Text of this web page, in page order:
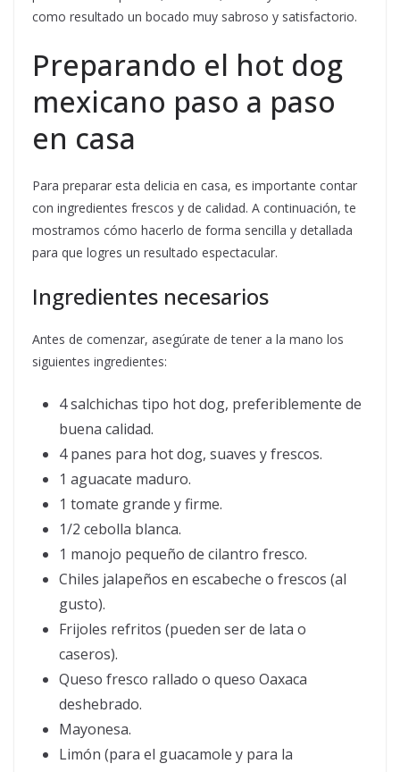
como resultado un bocado muy sabroso y satisfactorio.
Preparando el hot dog
mexicano paso a paso
en casa
Para preparar esta delicia en casa, es importante contar
con ingredientes frescos y de calidad. A continuación, te
mostramos cómo hacerlo de forma sencilla y detallada
para que logres un resultado espectacular.
Ingredientes necesarios
Antes de comenzar, asegúrate de tener a la mano los
siguientes ingredientes:
4 salchichas tipo hot dog, preferiblemente de
buena calidad.
4 panes para hot dog, suaves y frescos.
1 aguacate maduro.
1 tomate grande y firme.
1/2 cebolla blanca.
1 manojo pequeño de cilantro fresco.
Chiles jalapeños en escabeche o frescos (al
gusto).
Frijoles refritos (pueden ser de lata o
caseros).
Queso fresco rallado o queso Oaxaca
deshebrado.
Mayonesa.
Limón (para el guacamole y para la